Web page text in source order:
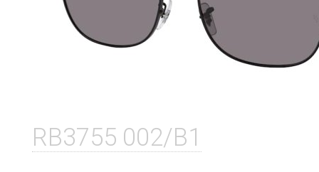
RB3755 002/B1